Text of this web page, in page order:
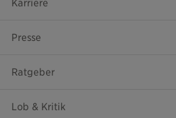
Karriere
Presse
Ratgeber
Lob & Kritik